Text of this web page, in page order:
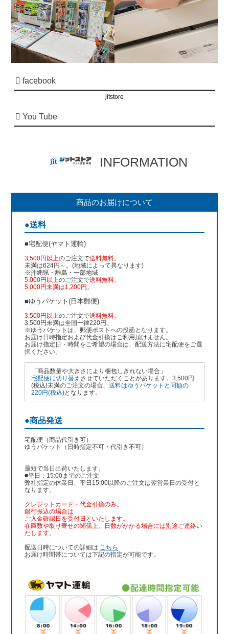
facebook
jitstore
You Tube
INFORMATION
商品のお届けについて
●送料
■宅配便(ヤマト運輸)
3,500円以上のご注文で送料無料。
未満は624円～。(地域によって異なります)
※沖縄県・離島・一部地域
5,000円以上のご注文で送料無料。
5,000円未満は1,200円 。
■ゆうパケット(日本郵便)
3,500円以上のご注文で送料無料。
3,500円未満は全国一律220円。
※ゆうパケットは、郵便ポストへの投函となります。
お届け日時指定および代金引換はご利用頂けません。
お届け指定日・時間をご希望の場合は、配送方法に宅配便をご選
択ください。
「商品数量や大きさにより梱包しきれない場合」
宅配便に切り替え させていただくことがあります。3,500円
(税込)未満のご注文の場合、送料はゆうパケットと同額の
220円(税込)となります。
●商品発送
宅配便（商品代引き可）
ゆうパケット（日時指定不可・代引き不可）
最短で当日出荷いたします。
■平日：15:00までのご注文
弊社指定の休業日、平日15:00以降のご注文は翌営業日の受付と
なります。
クレジットカード・代金引換のみ。
銀行振込の場合は
ご入金確認日を受付日といたします。
在庫数や取り寄せの関係上、日数がかかる場合には別途ご連絡い
たします。
配送日時についての詳細は こちら
お届け時間帯については下記の指定が可能です。